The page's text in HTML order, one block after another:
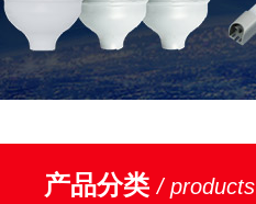
产品分类/ products